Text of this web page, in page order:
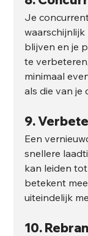
Je
blijven en je
te
minimaal
als die van je
9.
Een
snellere
kan leiden
betekent
uiteindelijk
10.